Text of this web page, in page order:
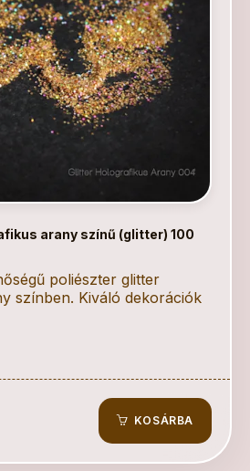
arany színű (glitter) 100
poliészter glitter
színben. Kiváló dekorációk
KOSÁRBA